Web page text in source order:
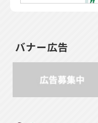
バナー広告